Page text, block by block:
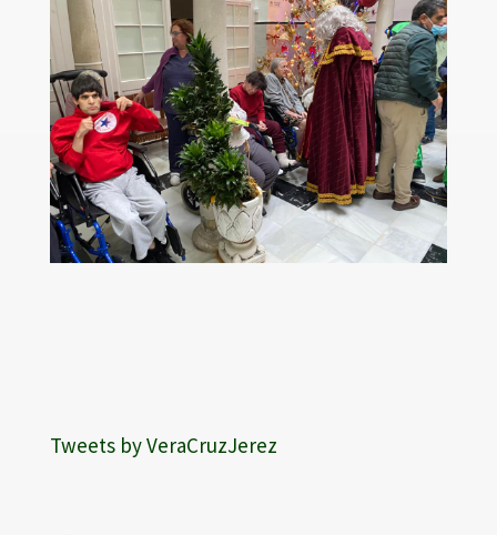
Tweets by VeraCruzJerez